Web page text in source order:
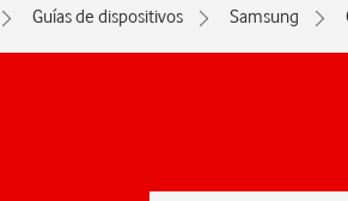
Guías de dispositivos Samsung